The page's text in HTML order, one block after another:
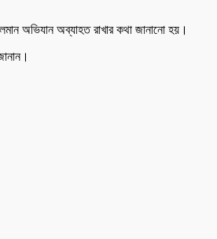
অভিযান অব্যাহত রাখার কথা জানানো হয়।